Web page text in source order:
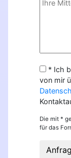
* Ich
von mir
Die mit *
für das